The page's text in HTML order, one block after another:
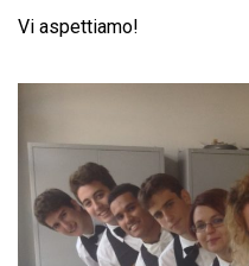
Vi aspettiamo!